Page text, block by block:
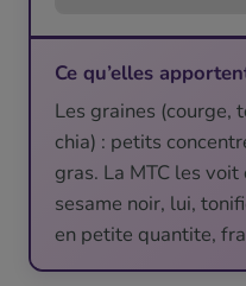
Ce qu’elles
Les graines (courge,
chia) : petits
gras. La MTC les
sesame noir, lui,
en petite quantite,